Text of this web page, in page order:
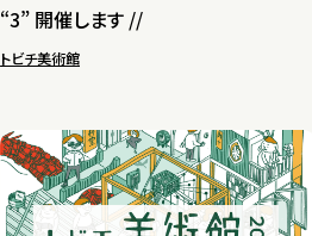
“3” 開催します //
トビチ美術館